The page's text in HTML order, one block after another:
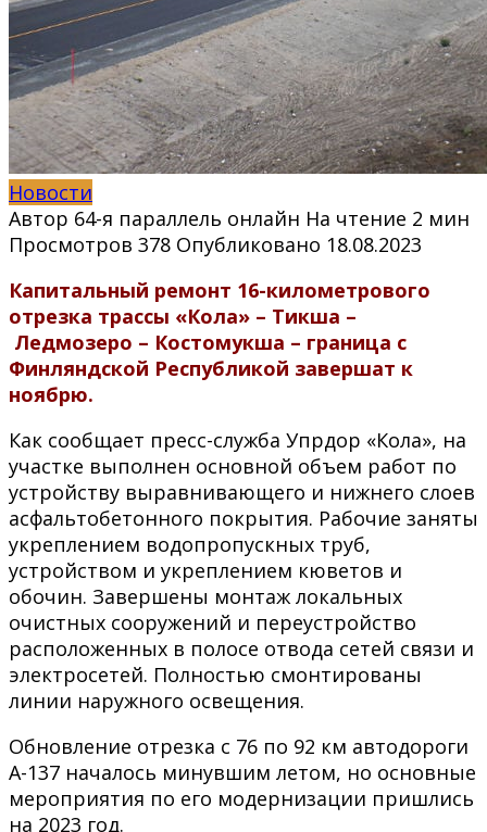
Новости
Автор 64-я параллель онлайн На чтение 2 мин
Просмотров 378 Опубликовано 18.08.2023
Капитальный ремонт 16-километрового
отрезка трассы «Кола» – Тикша –
Ледмозеро – Костомукша – граница с
Финляндской Республикой завершат к
ноябрю.
Как сообщает пресс-служба Упрдор «Кола», на
участке выполнен основной объем работ по
устройству выравнивающего и нижнего слоев
асфальтобетонного покрытия. Рабочие заняты
укреплением водопропускных труб,
устройством и укреплением кюветов и
обочин. Завершены монтаж локальных
очистных сооружений и переустройство
расположенных в полосе отвода сетей связи и
электросетей. Полностью смонтированы
линии наружного освещения.
Обновление отрезка с 76 по 92 км автодороги
А-137 началось минувшим летом, но основные
мероприятия по его модернизации пришлись
на 2023 год.